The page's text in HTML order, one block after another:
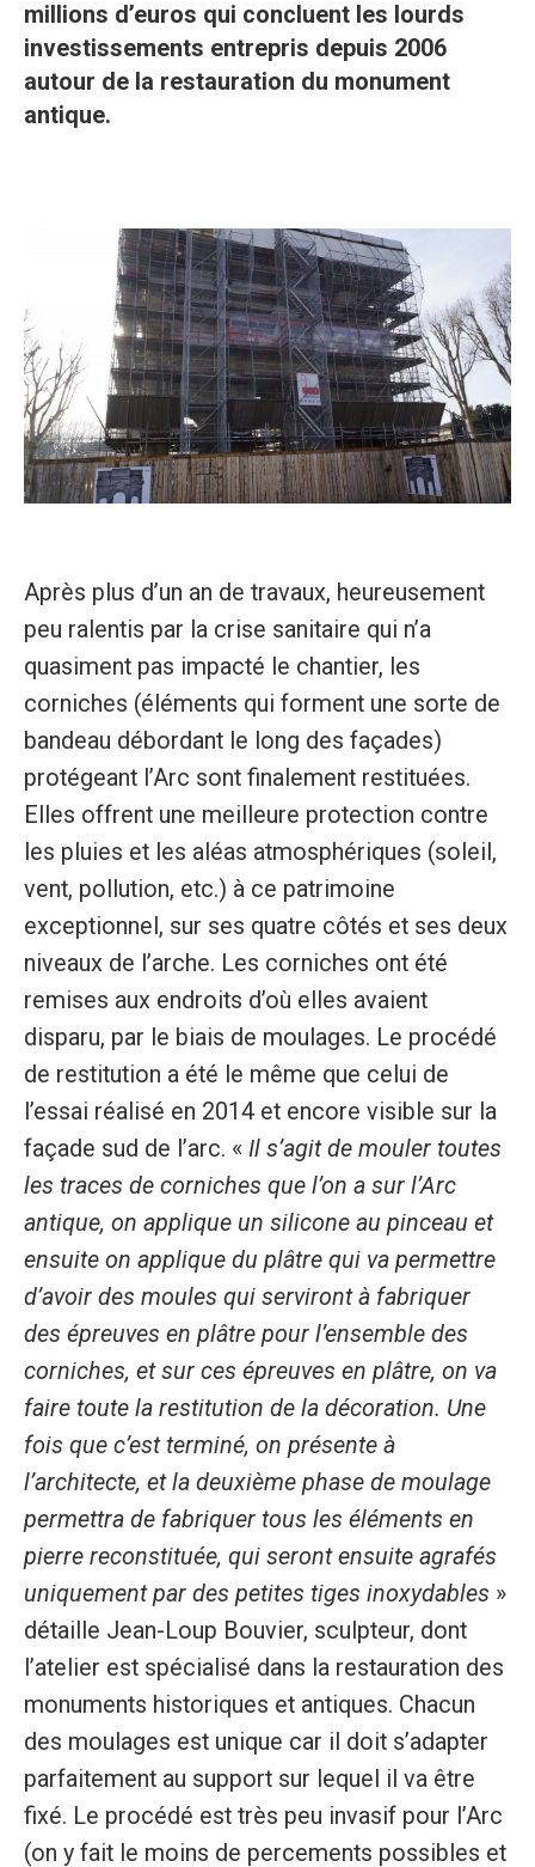
millions d’euros qui concluent les lourds
investissements entrepris depuis 2006
autour de la restauration du monument
antique.
Après plus d’un an de travaux, heureusement
peu ralentis par la crise sanitaire qui n’a
quasiment pas impacté le chantier, les
corniches (éléments qui forment une sorte de
bandeau débordant le long des façades)
protégeant l’Arc sont finalement restituées.
Elles offrent une meilleure protection contre
les pluies et les aléas atmosphériques (soleil,
vent, pollution, etc.) à ce patrimoine
exceptionnel, sur ses quatre côtés et ses deux
niveaux de l’arche. Les corniches ont été
remises aux endroits d’où elles avaient
disparu, par le biais de moulages. Le procédé
de restitution a été le même que celui de
l’essai réalisé en 2014 et encore visible sur la
façade sud de l’arc. « Il s’agit de mouler toutes
les traces de corniches que l’on a sur l’Arc
antique, on applique un silicone au pinceau et
ensuite on applique du plâtre qui va permettre
d’avoir des moules qui serviront à fabriquer
des épreuves en plâtre pour l’ensemble des
corniches, et sur ces épreuves en plâtre, on va
faire toute la restitution de la décoration. Une
fois que c’est terminé, on présente à
l’architecte, et la deuxième phase de moulage
permettra de fabriquer tous les éléments en
pierre reconstituée, qui seront ensuite agrafés
uniquement par des petites tiges inoxydables »
détaille Jean-Loup Bouvier, sculpteur, dont
l’atelier est spécialisé dans la restauration des
monuments historiques et antiques. Chacun
des moulages est unique car il doit s’adapter
parfaitement au support sur lequel il va être
fixé. Le procédé est très peu invasif pour l’Arc
(on y fait le moins de percements possibles et